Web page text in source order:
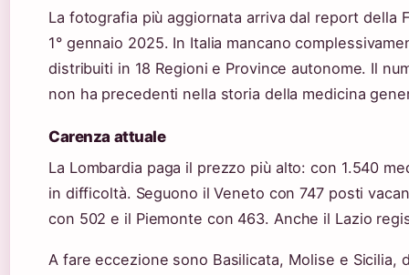
La fotografia più aggiornata arriva dal report della
1° gennaio 2025. In Italia mancano
distribuiti in 18 Regioni e Province autonome. Il
non ha precedenti nella storia della medicina
Carenza attuale
La Lombardia paga il prezzo più alto: con 1.540
in difficoltà. Seguono il Veneto con 747 posti
con 502 e il Piemonte con 463. Anche il Lazio
A fare eccezione sono Basilicata, Molise e